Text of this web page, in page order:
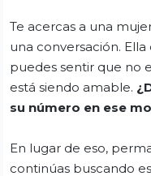
Te acercas a una
una conversación.
puedes sentir que no
está siendo amable.
su número en ese
En lugar de eso,
continúas buscando